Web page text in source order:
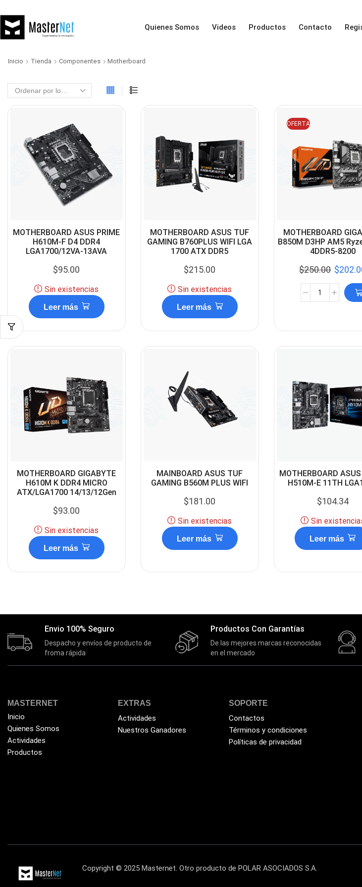
Quienes Somos Videos Productos Contacto
Inicio Tienda Componentes Motherboard
MOTHERBOARD ASUS PRIME
H610M-F D4 DDR4
LGA1700/12VA-13AVA
$95.00
Sin existencias
Leer más
MOTHERBOARD ASUS TUF
GAMING B760PLUS WIFI LGA
1700 ATX DDR5
$215.00
Sin existencias
Leer más
OFERTA
MOTHERBOARD
B850M D3HP AM5
4DDR5-8200
$250.00 $
MOTHERBOARD GIGABYTE
H610M K DDR4 MICRO
ATX/LGA1700 14/13/12Gen
$93.00
Sin existencias
Leer más
MAINBOARD ASUS TUF
GAMING B560M PLUS WIFI
$181.00
Sin existencias
Leer más
MOTHERBOARD
H510M-E 11TH
$104.34
Sin
Leer más
Envio 100% Seguro
Despacho y envíos de producto de
froma rápida
Productos Con Garantías
De las mejores marcas reconocidas
en el mercado
MASTERNET
Inicio
Quienes Somos
Actividades
Productos
EXTRAS
Actividades
Nuestros Ganadores
SOPORTE
Contactos
Términos y condiciones
Políticas de privacidad
Copyright © 2025 Masternet. Otro producto de POLAR ASOCIADOS S.A.